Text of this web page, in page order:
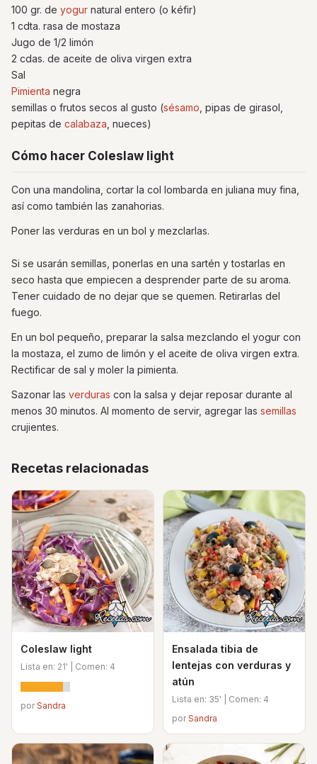
100 gr. de yogur natural entero (o kéfir)
1 cdta. rasa de mostaza
Jugo de 1/2 limón
2 cdas. de aceite de oliva virgen extra
Sal
Pimienta negra
semillas o frutos secos al gusto (sésamo , pipas de girasol,
pepitas de calabaza , nueces)
Cómo hacer Coleslaw light
Con una mandolina, cortar la col lombarda en juliana muy fina,
así como también las zanahorias.
Poner las verduras en un bol y mezclarlas.
Si se usarán semillas, ponerlas en una sartén y tostarlas en
seco hasta que empiecen a desprender parte de su aroma.
Tener cuidado de no dejar que se quemen. Retirarlas del
fuego.
En un bol pequeño, preparar la salsa mezclando el yogur con
la mostaza, el zumo de limón y el aceite de oliva virgen extra.
Rectificar de sal y moler la pimienta.
Sazonar las verduras con la salsa y dejar reposar durante al
menos 30 minutos. Al momento de servir, agregar las semillas
crujientes.
Recetas relacionadas
Coleslaw light
Lista en: 21' | Comen: 4
porSandra
Ensalada tibia de
lentejas con verduras y
atún
Lista en: 35' | Comen: 4
porSandra